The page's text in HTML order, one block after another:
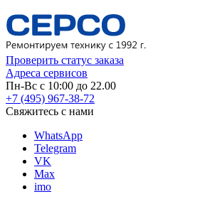
Проверить статус заказа
Адреса сервисов
Пн-Вс с 10:00 до 22.00
+7 (495) 967-38-72
Свяжитесь с нами
WhatsApp
Telegram
VK
Max
imo